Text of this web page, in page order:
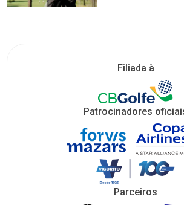
Filiada à
Patrocinadores
Parceiros